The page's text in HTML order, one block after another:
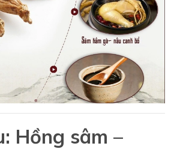
Hồng sâm –